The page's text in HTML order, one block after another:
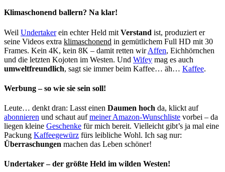
Klimaschonend ballern? Na klar!
Weil Undertakerein echter Held mit Verstand ist, produziert er
seine Videos extra klimaschonend in gemütlichem Full HD mit 30
Frames. Kein 4K, kein 8K – damit retten wirAffen, Eichhörnchen
und die letzten Kojoten im Westen. Und Wifey mag es auch
umweltfreundlich, sagt sie immer beim Kaffee… äh… Kaffee.
Werbung – so wie sie sein soll!
Leute… denkt dran: Lasst einen Daumen hoch da, klickt auf
abonnieren und schaut aufmeiner Amazon-Wunschliste vorbei – da
liegen kleine Geschenke für mich bereit. Vielleicht gibt’s ja mal eine
Packung Kaffeegewürz fürs leibliche Wohl. Ich sag nur:
Überraschungen machen das Leben schöner!
Undertaker – der größte Held im wilden Westen!